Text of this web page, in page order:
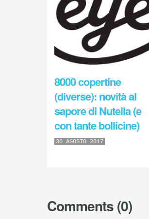
8000 copertine
(diverse): novità al
sapore di Nutella (e
con tante bollicine)
30 AGOSTO 2017
Comments (0)